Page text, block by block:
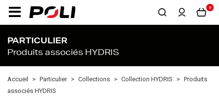
0
PARTICULIER
Produits associés HYDRIS
Accueil Particulier Collections Collection HYDRIS
Produits
associés HYDRIS